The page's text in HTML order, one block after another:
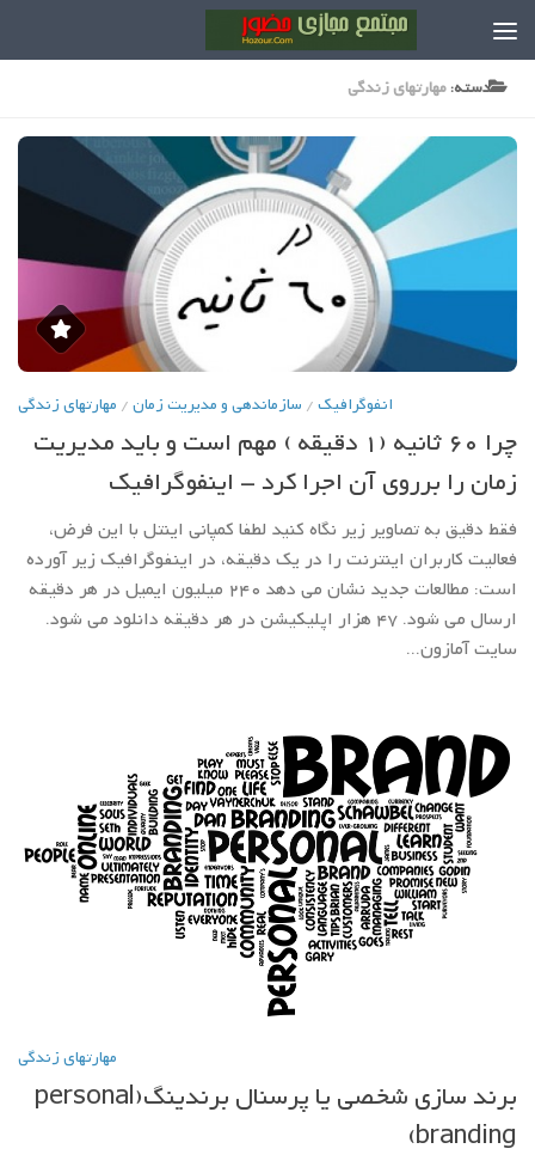
دسته:مهارتهاي زندگي
انفوگرافیک/ سازماندهي و مديريت زمان/ مهارتهاي زندگي
چرا 60 ثانیه (1 دقیقه ) مهم است و باید مدیریت
زمان را برروی آن اجرا کرد – اینفوگرافیک
فقط دقیق به تصاویر زیر نگاه کنید لطفا کمپانی اینتل با این فرض،
فعالیت کاربران اینترنت را در یک دقیقه، در اینفوگرافیک زیر آورده
است: مطالعات جدید نشان می دهد 240 میلیون ایمیل در هر دقیقه
ارسال می شود. 47 هزار اپلیکیشن در هر دقیقه دانلود می شود.
سایت آمازون...
مهارتهاي زندگي
برند سازی شخصی یا پرسنال برندینگ(personal
branding)